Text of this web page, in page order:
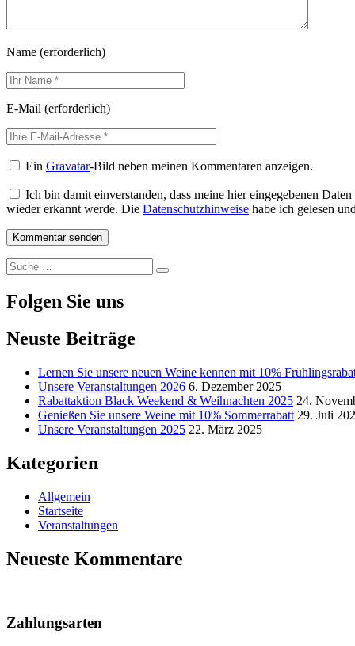
Name (erforderlich)
E-Mail (erforderlich)
EinGravatar-Bild neben meinen Kommentaren anzeigen.
Ich bin damit einverstanden, dass meine hier eingegebenen
wieder erkannt werde. Die Datenschutzhinweise habe ich gelesen
Suche
nach:
Suche
Folgen Sie uns
Neuste Beiträge
Lernen Sie unsere neuen Weine kennen mit 10%
Unsere Veranstaltungen 2026 6. Dezember 2025
Rabattaktion Black Weekend & Weihnachten 2025 24.
Genießen Sie unsere Weine mit 10% Sommerrabatt 29. Juli
Unsere Veranstaltungen 2025 22. März 2025
Kategorien
Allgemein
Startseite
Veranstaltungen
Neueste Kommentare
oben
Zahlungsarten